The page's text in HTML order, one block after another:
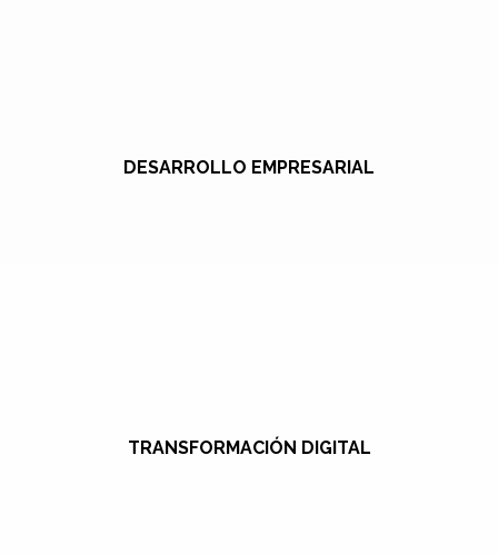
DESARROLLO EMPRESARIAL
TRANSFORMACIÓN DIGITAL